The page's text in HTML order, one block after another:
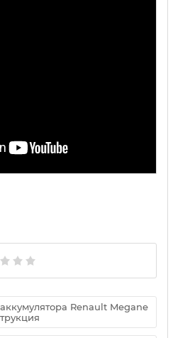
Renault Megane